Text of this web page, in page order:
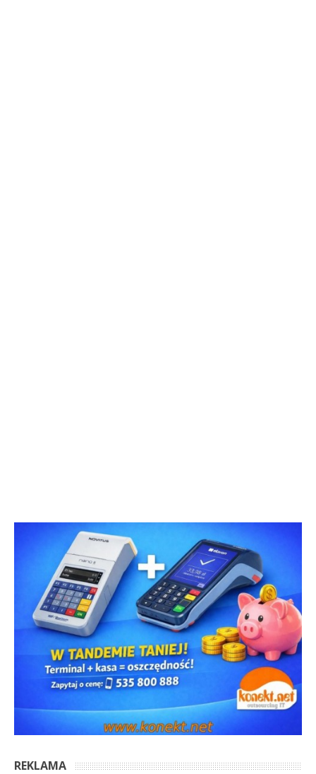
REKLAMA